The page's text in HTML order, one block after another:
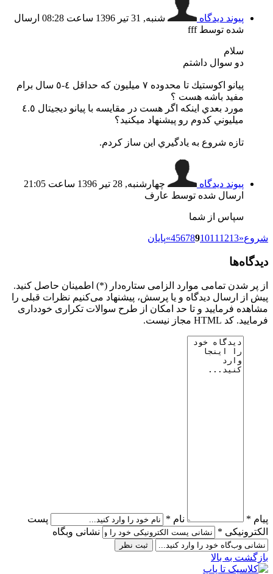
پیوند دیدگاه شنبه, 31 تیر 1396 ساعت 08:28
ارسال
شده توسط fff
سلام
دو سوال داشتم
پيانو اكوستيك تا محدوده ٧ ميليون كه حداقل ٤-٥ سال برام
مفيد باشه هست ؟
مورد بعدي اينكه اگر هست در مقايسه با پيانو ديجيتال ٤.٥
ميليوني كدوم رو پيشنهاد ميكنيد؟
تازه شروع به يادگيري اين ساز كردم.
پیوند دیدگاه
چهارشنبه, 28 تیر 1396 ساعت 21:05
ارسال شده توسط عارف
سپاس از شما
شروع«
4567891011 1213
»پایان
دیدگاه‌ها
از پر شدن تمامی موارد الزامی ستاره‌دار (*) اطمینان حاصل کنید.
پیش از ارسال دیدگاه و یا پرسش، پیشنهاد می‌کنیم نظرات قبلی را
مشاهده فرمایید و تا حد امکان از طرح سوالات تکراری خودداری
فرمایید. کد HTML مجاز نیست.
پیام * نام *
پست
الکترونیکی *
نشانی وبگاه
بازگشت به بالا